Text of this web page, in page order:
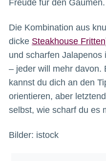
Freude für den Gaumen.
Die Kombination aus
dicke Steakhouse Fritten
und scharfen Jalapenos
– jeder will mehr davon.
kannst du dich an den
orientieren, aber
selbst, wie scharf du es
Bilder: istock